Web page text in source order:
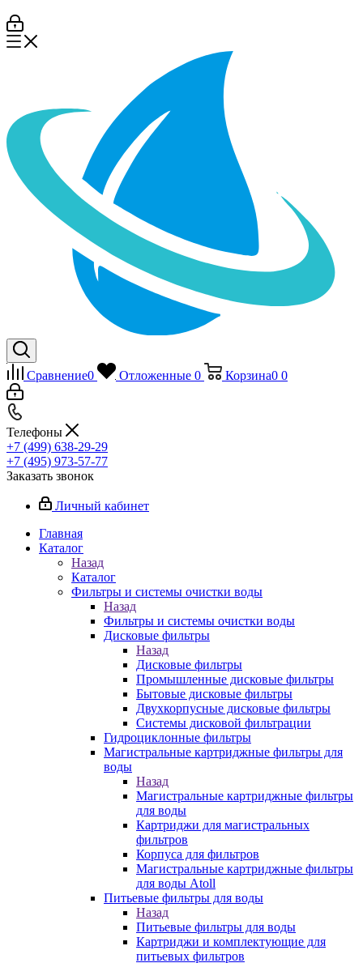
Сравнение0 Отложенные 0 Корзина0 0
Телефоны
+7 (499) 638-29-29
+7 (495) 973-57-77
Заказать звонок
Личный кабинет
Главная
Каталог
Назад
Каталог
Фильтры и системы очистки воды
Назад
Фильтры и системы очистки воды
Дисковые фильтры
Назад
Дисковые фильтры
Промышленные дисковые фильтры
Бытовые дисковые фильтры
Двухкорпусные дисковые фильтры
Системы дисковой фильтрации
Гидроциклонные фильтры
Магистральные картриджные фильтры для
воды
Назад
Магистральные картриджные фильтры
для воды
Картриджи для магистральных
фильтров
Корпуса для фильтров
Магистральные картриджные фильтры
для воды Atoll
Питьевые фильтры для воды
Назад
Питьевые фильтры для воды
Картриджи и комплектующие для
питьевых фильтров